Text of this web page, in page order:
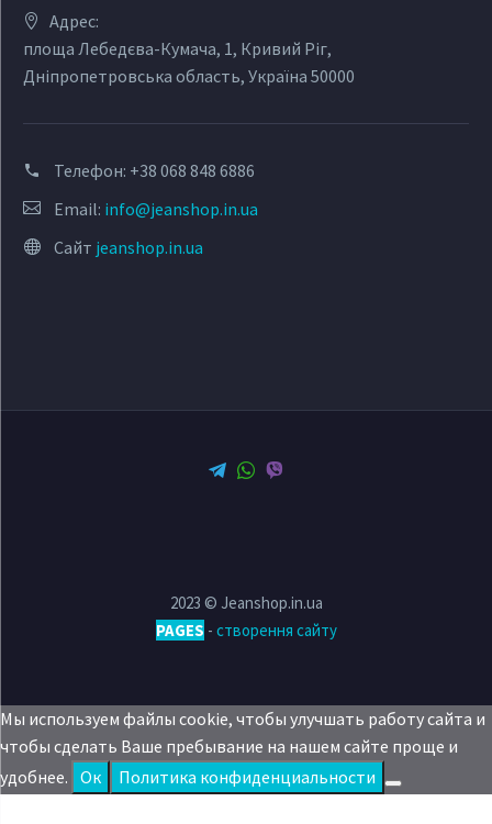
Адрес:
площа Лебедєва-Кумача, 1, Кривий Ріг,
Дніпропетровська область, Україна 50000
Телефон: +38 068 848 6886
Email: info@jeanshop.in.ua
Сайт jeanshop.in.ua
2023 © Jeanshop.in.ua
PAGES - створення сайту
Мы используем файлы cookie, чтобы улучшать работу сайта и
чтобы сделать Ваше пребывание на нашем сайте проще и
удобнее. Oк Политика конфиденциальности